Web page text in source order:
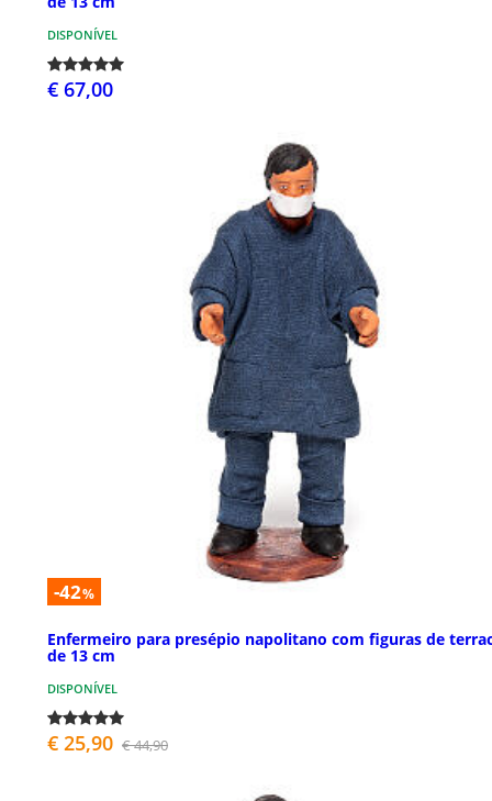
DISPONÍVEL
€ 67,00
-42%
Enfermeiro para presépio napolitano com figuras de
de 13 cm
DISPONÍVEL
€ 25,90 € 44,90